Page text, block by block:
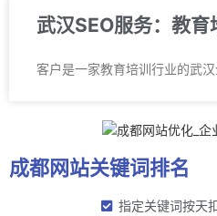
武汉SEO服务：教育
客户是一家教育培训行业的武
成都网站关键词排名
指定关键词按天